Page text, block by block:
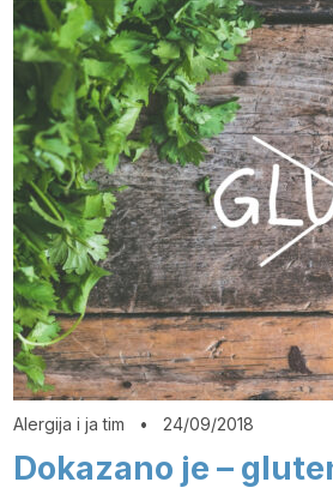
Alergija i ja tim • 24/09/2018
Dokazano je –